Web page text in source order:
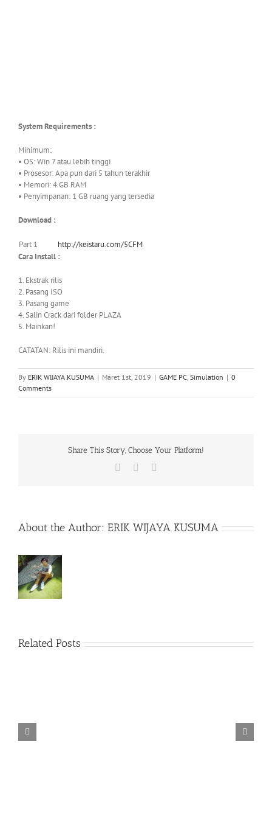
System Requirements :
Minimum:
• OS: Win 7 atau lebih tinggi
• Prosesor: Apa pun dari 5 tahun terakhir
• Memori: 4 GB RAM
• Penyimpanan: 1 GB ruang yang tersedia
Download :
Part 1
http://keistaru.com/5CFM
Cara Install :
1. Ekstrak rilis
2. Pasang ISO
3. Pasang game
4. Salin Crack dari folder PLAZA
5. Mainkan!
CATATAN: Rilis ini mandiri.
By ERIK WIJAYA KUSUMA | Maret 1st, 2019 | GAME PC, Simulation | 0
Comments
Share This Story, Choose Your Platform!
Facebook
About the Author: ERIK WIJAYA KUSUMA
Related Posts